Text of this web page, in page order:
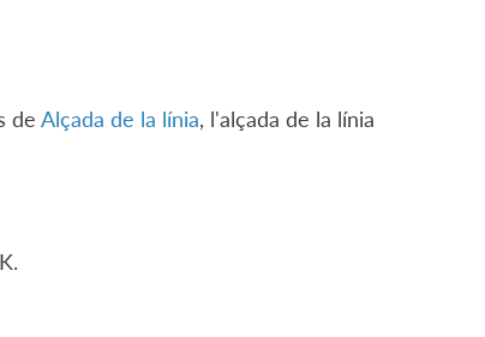
de Alçada de la línia, l'alçada de la línia